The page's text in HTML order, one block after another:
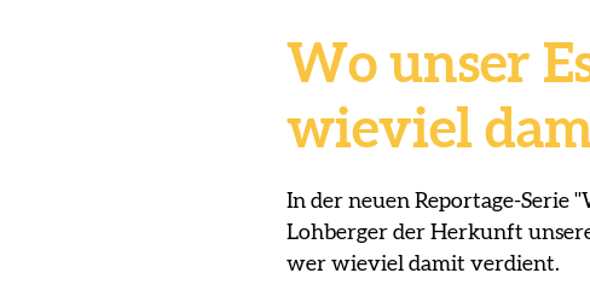
Wo unser
wieviel
In der neuen Reportage-Serie
Lohberger der Herkunft
wer wieviel damit verdient.